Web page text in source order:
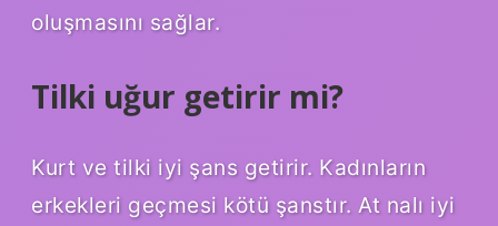
oluşmasını sağlar.
Tilki uğur getirir mi?
Kurt ve tilki iyi şans getirir. Kadınların
erkekleri geçmesi kötü şanstır. At nalı iyi